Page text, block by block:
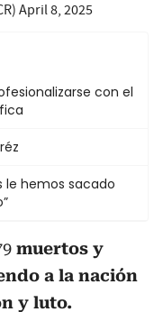
April 8, 2025
con el
le hemos sacado
muertos y
a la nación
y luto.